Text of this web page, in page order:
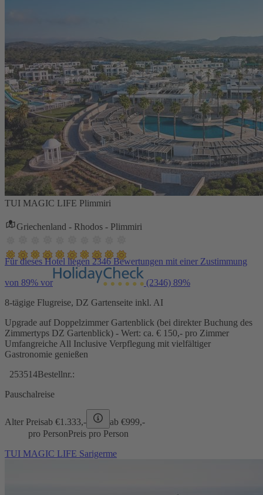
TUI MAGIC LIFE Plimmiri
Griechenland - Rhodos - Plimmiri
Für dieses Hotel liegen 2346 Bewertungen mit einer Zustimmung
von 89% vor (2346) 89%
8-tägige Flugreise, DZ Gartenseite inkl. AI
Upgrade auf Doppelzimmer Gartenblick (bei direkter Buchung des
Zimmertyps DZ Gartenblick) - Wert: ca. € 150,- pro Zimmer
Umfangreiche All Inclusive Verpflegung mit vielfältiger
Gastronomie genießen
253514Bestellnr.:
Pauschalreise
Alter Preisab €1.333,- ab €999,-
pro PersonPreis pro Person
TUI MAGIC LIFE Sarigerme